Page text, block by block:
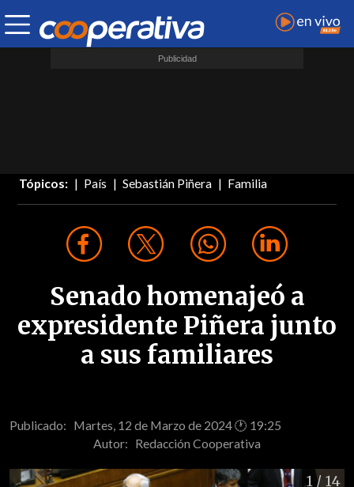
Tópicos: País Sebastián Piñera Familia
Senado homenajeó a
expresidente Piñera junto
a sus familiares
Publicado: Martes, 12 de Marzo de 2024 🕐 19:25
Autor: Redacción Cooperativa
1/ 14